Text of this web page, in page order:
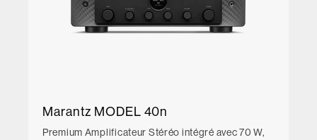
Marantz MODEL 40n
Premium Amplificateur Stéréo intégré avec 70 W,